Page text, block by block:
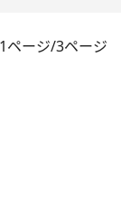
1ページ/3ページ